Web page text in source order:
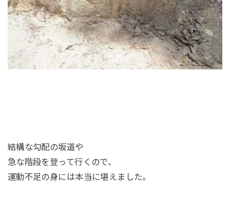
結構な勾配の坂道や
急な階段を登って行くので、
運動不足の身には本当に堪えました。